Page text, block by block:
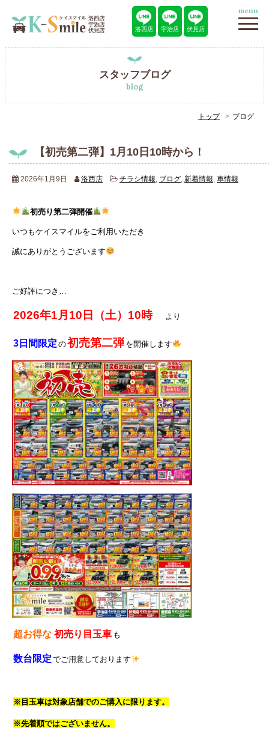
洛西店 宇治店 伏見店
menu
スタッフブログ
blog
トップ ブログ
【初売第二弾】1月10日10時から！
2026年1月9日 洛西店 チラシ情報 ブログ 新着情報 車情報
初売り第二弾開催
いつもケイスマイルをご利用いただき
誠にありがとうございます
ご好評につき…
2026年1月10日（土）10時 より
3日間限定 の初売第二弾 を開催します
超お得な 初売り目玉車 も
数台限定 でご用意しております
※目玉車は対象店舗でのご購入に限ります。
※先着順ではございません。